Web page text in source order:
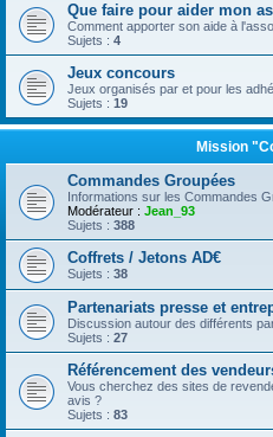
Que faire pour aider mon
Comment apporter son aide à
Sujets : 4
Jeux concours
Jeux organisés par et pour les
Sujets : 19
Mission
Commandes Groupées
Informations sur les Commandes
Modérateur : Jean_93
Sujets : 388
Coffrets / Jetons AD€
Sujets : 38
Partenariats presse et
Discussion autour des différents
Sujets : 27
Référencement des
Vous cherchez des sites de
avis ?
Sujets : 83